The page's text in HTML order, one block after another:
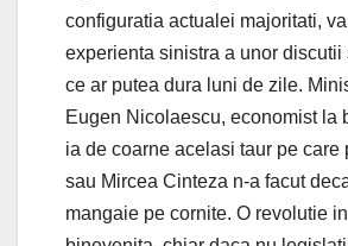
configuratia actualei majoritati,
experienta sinistra a unor discutii
ce ar putea dura luni de zile.
Eugen Nicolaescu, economist la
ia de coarne acelasi taur pe care
sau Mircea Cinteza n-a facut
mangaie pe cornite. O revolutie